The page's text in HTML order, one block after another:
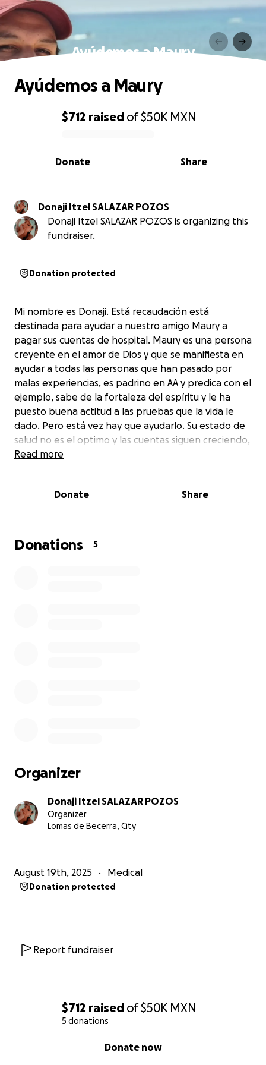
$712 raised of$50K MXN
5 donations
Donate now
Ayúdemos a Maury
0% complete
$712 raised of$50K MXN
Share
Donate
Ayúdemos a Maury
Donaji Itzel SALAZAR POZOS
Donaji Itzel SALAZAR POZOS is organizing this
fundraiser.
Donation protected
Mi nombre es Donaji. Está recaudación está
destinada para ayudar a nuestro amigo Maury a
pagar sus cuentas de hospital. Maury es una persona
creyente en el amor de Dios y que se manifiesta en
ayudar a todas las personas que han pasado por
malas experiencias, es padrino en AA y predica con el
ejemplo, sabe de la fortaleza del espíritu y le ha
puesto buena actitud a las pruebas que la vida le
dado. Pero está vez hay que ayudarlo. Su estado de
salud no es el optimo y las cuentas siguen creciendo,
se ha recuperado del cáncer y un transplante de
tengo que pedirle ayuda a alguien más.
Read more
Donate Share
Donations 5
Organizer
Donaji Itzel SALAZAR POZOS
Organizer
Lomas de Becerra, City
August 19th, 2025 Medical
Donation protected
Report fundraiser